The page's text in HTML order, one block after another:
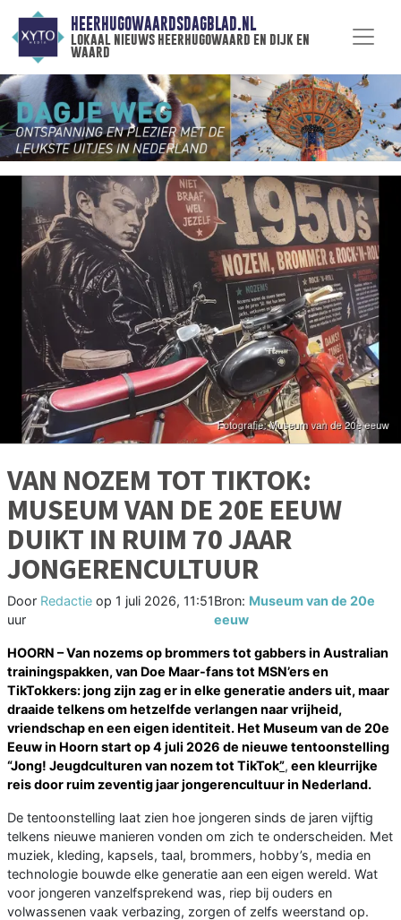
HEERHUGOWAARDSDAGBLAD.NL
lokaal nieuws heerhugowaard en dijk en
waard
VAN NOZEM TOT TIKTOK:
MUSEUM VAN DE 20E EEUW
DUIKT IN RUIM 70 JAAR
JONGERENCULTUUR
Door Redactie op 1 juli 2026, 11:51
uur
Bron: Museum van de 20e
eeuw
HOORN – Van nozems op brommers tot gabbers in Australian
trainingspakken, van Doe Maar-fans tot MSN’ers en
TikTokkers: jong zijn zag er in elke generatie anders uit, maar
draaide telkens om hetzelfde verlangen naar vrijheid,
vriendschap en een eigen identiteit. Het Museum van de 20e
Eeuw in Hoorn start op 4 juli 2026 de nieuwe tentoonstelling
“Jong! Jeugdculturen van nozem tot TikTok”, een kleurrijke
reis door ruim zeventig jaar jongerencultuur in Nederland.
De tentoonstelling laat zien hoe jongeren sinds de jaren vijftig
telkens nieuwe manieren vonden om zich te onderscheiden. Met
muziek, kleding, kapsels, taal, brommers, hobby’s, media en
technologie bouwde elke generatie aan een eigen wereld. Wat
voor jongeren vanzelfsprekend was, riep bij ouders en
volwassenen vaak verbazing, zorgen of zelfs weerstand op.